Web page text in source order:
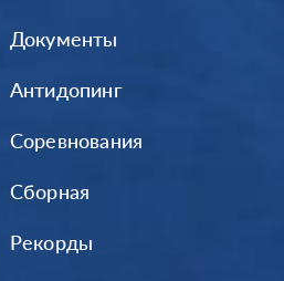
Документы
Антидопинг
Соревнования
Сборная
Рекорды